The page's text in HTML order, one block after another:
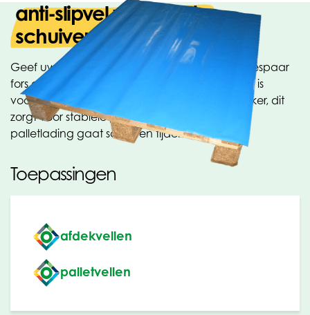
anti-slipvel voorkomt
schuivende palletlading
Geef uw palletlading een hoge stabiliteit en bespaar
fors op de verpakkingskosten. Onze anti-slipvel is
vochtafstotend. Het recept bevat een ruwmaker, dit
zorgt voor stabiele pallets en voorkomt dat de
palletlading gaat schuiven tijdens transport.
Toepassingen
afdekvellen
palletvellen